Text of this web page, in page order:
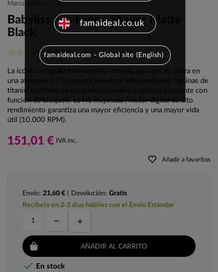
Marca: BABYLISS PRO
Babyliss Pro Fxone Shaver Matte
Black
(0)
La icónica empuñadura metálica estriada para pesas, ahora en
una afeitadora. Con batería universal intercambiable, láminas de
titanio, cuchillas de corte direccionales y cabezal pivotante con
función de bloqueo. La N1 mejorada , motor digital de alto
rendimiento garantiza una mayor eficiencia y una mayor vida
útil (10.000 RPM).
151,01 € IVA inc.
favorite_border Añadir a favoritos
Envío: 21,60 € | Devolución: Gratis
Recíbelo en 2-3 días hábiles con el Envío Estándar
AÑADIR AL CARRITO
 En stock
famaideal.co.uk
famaideal.com - Global site (English)